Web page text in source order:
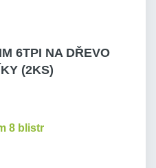
6TPI NA DŘEVO
(2KS)
8 blistr